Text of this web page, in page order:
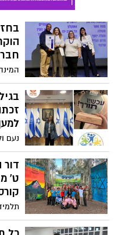
זכה
נעם
נוער
ט'